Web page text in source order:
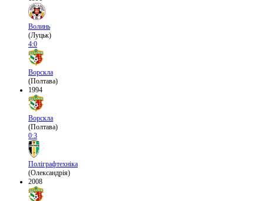
Волинь
(Луцьк)
4:0
Ворскла
(Полтава)
1994
Ворскла
(Полтава)
0:3
Поліграфтехніка
(Олександрія)
2008